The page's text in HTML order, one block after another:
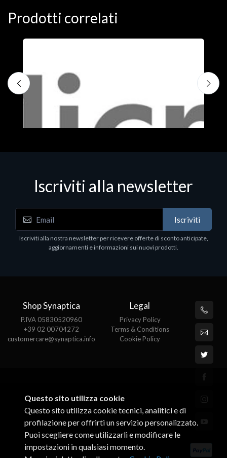
Prodotti correlati
Software - Office Productivity
MS OFFICE H&S 2021 ESD
Iscriviti alla newsletter
Iscriviti
Iscriviti alla nostra newsletter per ricevere offerte di sconto anticipate,
aggiornamenti e informazioni sui nuovi prodotti.
Shop Synaptica
P.IVA 05830520960
+39 02 00704272
customercare@synaptica.info
Legal
Privacy Policy
Terms & Conditions
Cookie Policy
Questo sito utilizza cookie
Questo sito utilizza cookie tecnici, analitici e di
profilazione per offrirti un servizio personalizzato.
Puoi scegliere come utilizzarli e modificare le
impostazioni in qualsiasi momento.